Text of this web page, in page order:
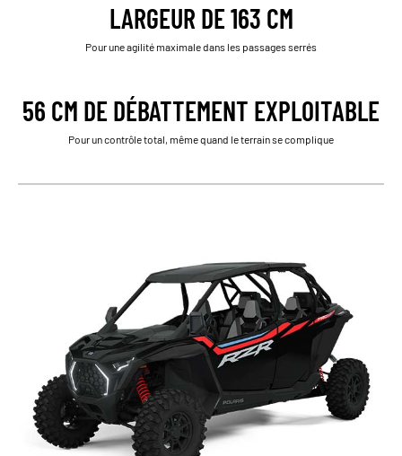
LARGEUR DE 163 CM
Pour une agilité maximale dans les passages serrés
56 CM DE DÉBATTEMENT EXPLOITABLE
Pour un contrôle total, même quand le terrain se complique